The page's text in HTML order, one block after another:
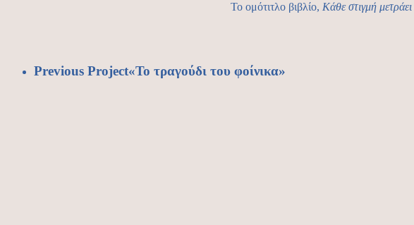
Το ομότιτλο βιβλίο, Κάθε στιγμή μετράει
Previous Project«Το τραγούδι του φοίνικα»